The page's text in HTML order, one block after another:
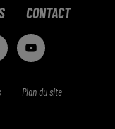
CONTACT
Plan du site